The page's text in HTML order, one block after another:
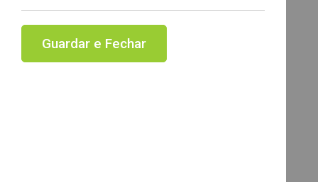
Guardar e Fechar